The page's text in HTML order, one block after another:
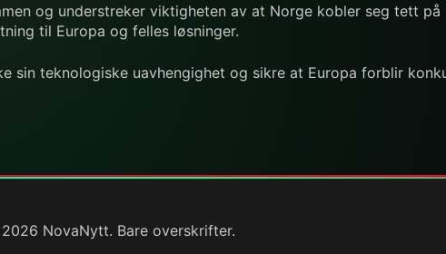
og understreker viktigheten av at Norge kobler seg tett på
til Europa og felles løsninger.
sin teknologiske uavhengighet og sikre at Europa forblir
NovaNytt. Bare overskrifter.